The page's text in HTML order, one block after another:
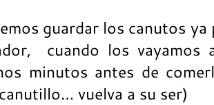
guardar los canutos
cuando los vayamos
minutos antes de
vuelva a su ser)